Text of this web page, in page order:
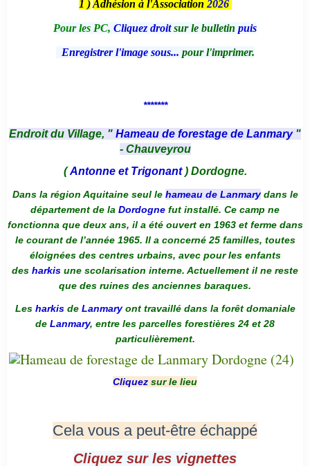
1 ) Adhésion à l'Association 2026
Pour les PC, Cliquez droitsur le bulletin puis
Enregistrer l'image sous... pour l'imprimer.
*******
Endroit du Village, " Hameau de forestage de Lanmary "
- Chauveyrou
(Antonne et Trigonant) Dordogne.
Dans la région Aquitaine seul le hameau de Lanmarydans le
département de la Dordogne fut installé. Ce camp ne
fonctionna que deux ans, il a été ouvert en 1963 et ferme dans
le courant de l’année 1965. Il a concerné 25 familles, toutes
éloignées des centres urbains, avec pour les enfants
des harkis une scolarisation interne. Actuellement il ne reste
que des ruines des anciennes baraques.
Les harkis de Lanmaryont travaillé dans la forêt domaniale
de Lanmary, entre les parcelles forestières 24 et 28
particulièrement.
Cliquez sur le lieu
Cela vous a peut-être échappé
Cliquez sur les vignettes